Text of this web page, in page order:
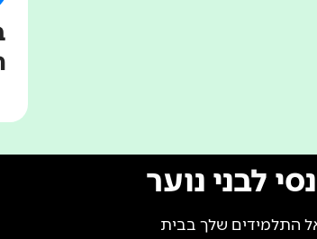
רוצה לשבת עם מומחה
לבני נוער
התלמידים שלך בבית